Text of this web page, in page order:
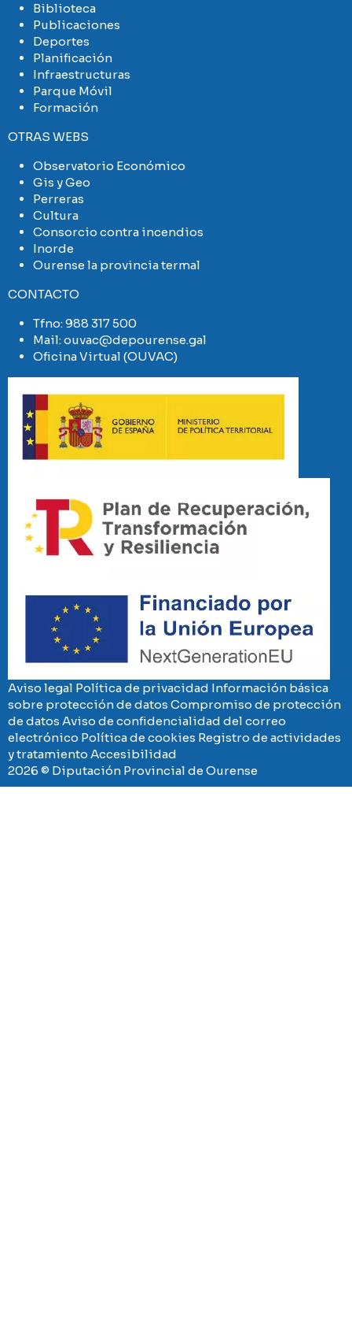
Biblioteca
Publicaciones
Deportes
Planificación
Infraestructuras
Parque Móvil
Formación
OTRAS WEBS
Observatorio Económico
Gis y Geo
Perreras
Cultura
Consorcio contra incendios
Inorde
Ourense la provincia termal
CONTACTO
Tfno:988 317 500
Mail:ouvac@depourense.gal
Oficina Virtual (OUVAC)
Aviso legal Política de privacidad Información básica
sobre protección de datos Compromiso de protección
de datos Aviso de confidencialidad del correo
electrónico Política de cookies Registro de actividades
y tratamiento Accesibilidad
2026 © Diputación Provincial de Ourense